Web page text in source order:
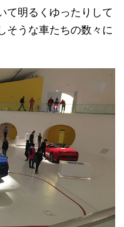
て明るくゆったりして
そうな車たちの数々に